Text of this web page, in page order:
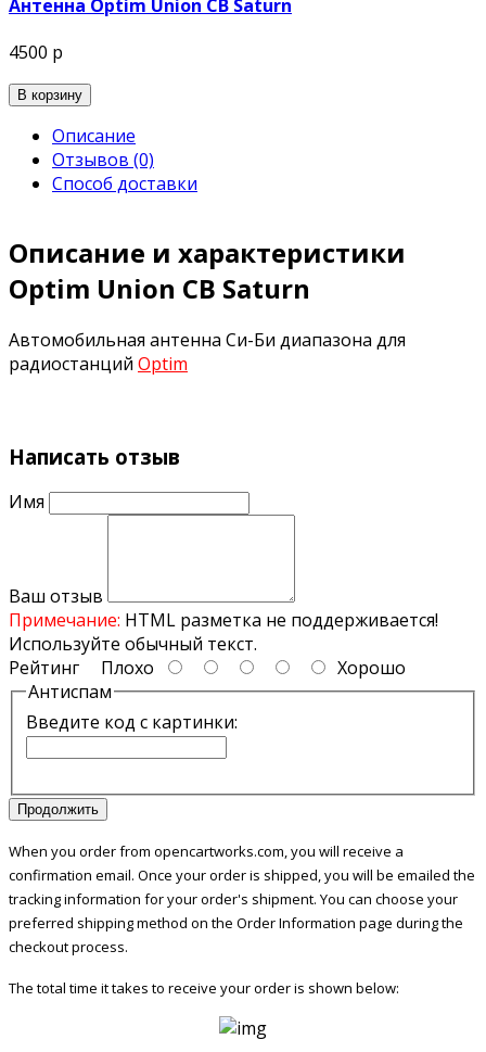
Антенна Optim Union CB Saturn
4500 р
В корзину
Описание
Отзывов (0)
Способ доставки
Описание и характеристики
Optim Union CB Saturn
Автомобильная антенна Си-Би диапазона для
радиостанций Optim
Написать отзыв
Имя
Ваш отзыв
Примечание: HTML разметка не поддерживается!
Используйте обычный текст.
Рейтинг Плохо
Хорошо
Антиспам
Введите код с картинки:
Продолжить
When you order from opencartworks.com, you will receive a
confirmation email. Once your order is shipped, you will be emailed the
tracking information for your order's shipment. You can choose your
preferred shipping method on the Order Information page during the
checkout process.
The total time it takes to receive your order is shown below: